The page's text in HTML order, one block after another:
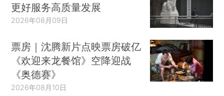
更好服务高质量发展
2026年08月09日
票房｜沈腾新片点映票房破亿
《欢迎来龙餐馆》空降迎战
《奥德赛》
2026年08月10日